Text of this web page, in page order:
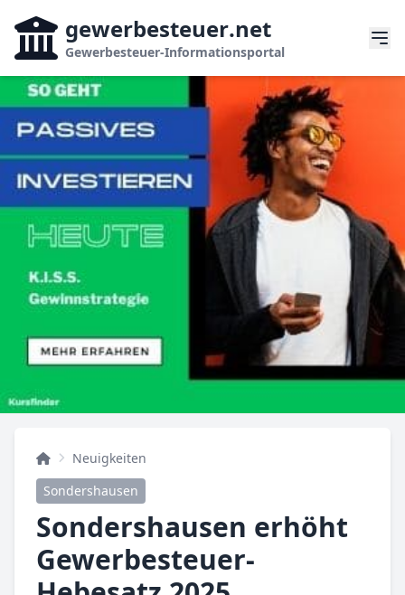
gewerbesteuer.net
Gewerbesteuer-Informationsportal
Neuigkeiten
Sondershausen
Sondershausen erhöht
Gewerbesteuer-